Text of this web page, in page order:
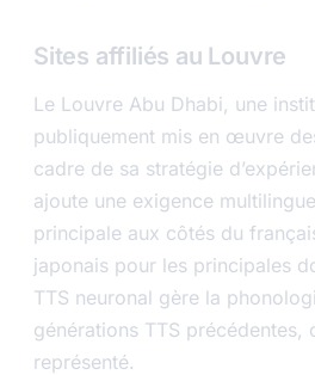
Sites affiliés au Louvre
Le Louvre Abu Dhabi, une
publiquement mis en œuvre
cadre de sa stratégie
ajoute une exigence
principale aux côtés du
japonais pour les principales
TTS neuronal gère la
générations TTS précédentes,
représenté.